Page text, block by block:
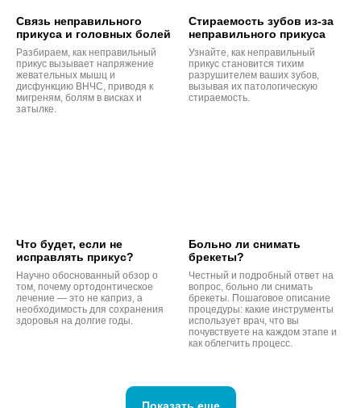
Связь неправильного
прикуса и головных болей
Разбираем, как неправильный
прикус вызывает напряжение
жевательных мышц и
дисфункцию ВНЧС, приводя к
мигреням, болям в висках и
затылке.
Стираемость зубов из-за
неправильного прикуса
Узнайте, как неправильный
прикус становится тихим
разрушителем ваших зубов,
вызывая их патологическую
стираемость.
Что будет, если не
исправлять прикус?
Научно обоснованный обзор о
том, почему ортодонтическое
лечение — это не каприз, а
необходимость для сохранения
здоровья на долгие годы.
Больно ли снимать
брекеты?
Честный и подробный ответ на
вопрос, больно ли снимать
брекеты. Пошаговое описание
процедуры: какие инструменты
использует врач, что вы
почувствуете на каждом этапе и
как облегчить процесс.
Показать еще